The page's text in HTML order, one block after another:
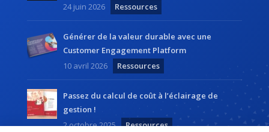
24 juin 2026
Ressources
Générer de la valeur durable avec une
Customer Engagement Platform
10 avril 2026
Ressources
Passez du calcul de coût à l’éclairage de
gestion !
2 octobre 2025
Ressources